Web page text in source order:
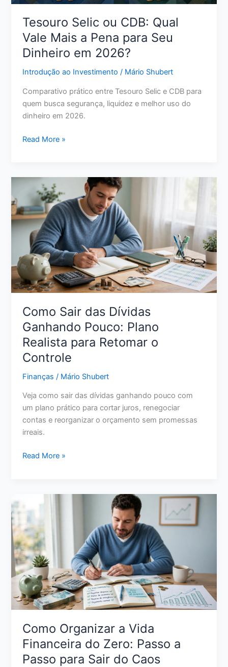
Tesouro Selic ou CDB: Qual
Vale Mais a Pena para Seu
Dinheiro em 2026?
Introdução ao Investimento / Mário Shubert
Comparativo prático entre Tesouro Selic e CDB para
quem busca segurança, liquidez e melhor uso do
dinheiro em 2026.
Tesouro
CDB:
Vale
Mais
a
Pena
para
Seu
Dinheiro
em
Read More »
Como Sair das Dívidas
Ganhando Pouco: Plano
Realista para Retomar o
Controle
Finanças / Mário Shubert
Veja como sair das dívidas ganhando pouco com
um plano prático para cortar juros, renegociar
contas e reorganizar o orçamento sem promessas
irreais.
Como
Dívidas
Ganhando
Pouco:
Plano
Realista
para
Retomar
o
Controle
Read More »
Como Organizar a Vida
Financeira do Zero: Passo a
Passo para Sair do Caos